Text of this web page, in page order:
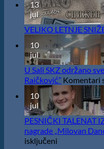
13
jul
VELIKO LETNJE
10
jul
U Sali SKZ održano
Raičković” Komentari
10
jul
PESNIČKI TALENAT
nagrade „Milovan
isključeni